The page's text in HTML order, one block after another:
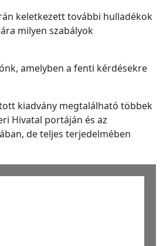
keletkezett további hulladékok
milyen szabályok
amelyben a fenti kérdésekre
kiadvány megtalálható többek
Hivatal portáján és az
de teljes terjedelmében